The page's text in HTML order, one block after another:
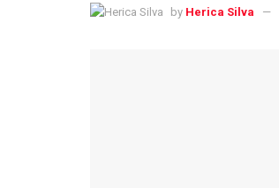
by Herica Silva